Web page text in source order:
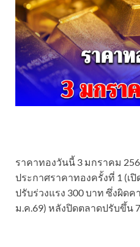
ราคาทองวันนี้ 3 มกราคม
ประกาศราคาทองครั้งที่ 1 (เปิ
ปรับร่วงแรง 300 บาท ซึ่งผิด
ม.ค.69) หลังปิดตลาดปรับขึ้น